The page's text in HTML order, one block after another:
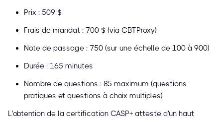
Prix : 509 $
Frais de mandat : 700 $ (via CBTProxy)
Note de passage : 750 (sur une échelle de 100 à 900)
Durée : 165 minutes
Nombre de questions : 85 maximum (questions
pratiques et questions à choix multiples)
L'obtention de la certification CASP+ atteste d'un haut